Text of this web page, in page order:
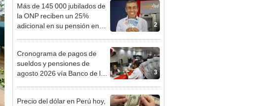
2
Más de 145 000 jubilados de
la ONP reciben un 25%
adicional en su pensión en
3
Cronograma de pagos de
sueldos y pensiones de
agosto 2026 vía Banco de la
Precio del dólar en Perú hoy,